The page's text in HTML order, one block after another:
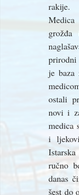
rakije.
je baza
ostali
novi i
medica
i
ručno
danas
šest do